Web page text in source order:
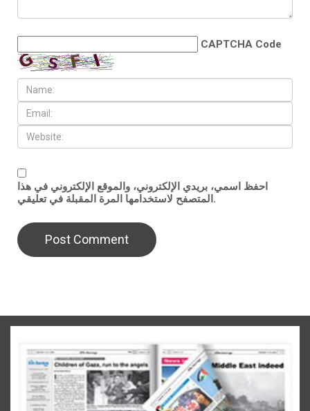
CAPTCHA Code
احفظ اسمي، بريدي الإلكتروني، والموقع الإلكتروني في هذا
المتصفح لاستخدامها المرة المقبلة في تعليقي.